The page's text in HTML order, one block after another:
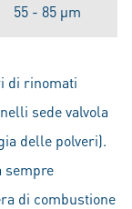
55 - 85 μm
di rinomati
sede valvola
delle polveri).
sempre
di combustione